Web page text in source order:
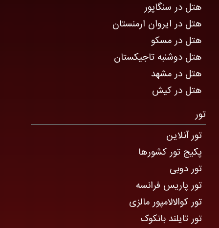
هتل در سنگاپور
هتل در ایروان ارمنستان
هتل در مسکو
هتل دوشنبه تاجیکستان
هتل در مشهد
هتل در کیش
تور
تور آنلاین
پکیج تور کشورها
تور دوبی
تور پاریس فرانسه
تور کوالالامپور مالزی
تور تایلند بانکوک